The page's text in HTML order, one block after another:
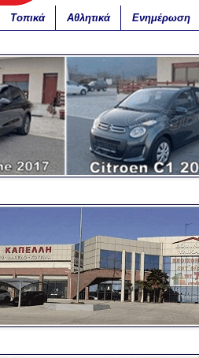
Τοπικά Αθλητικά Ενημέρωση